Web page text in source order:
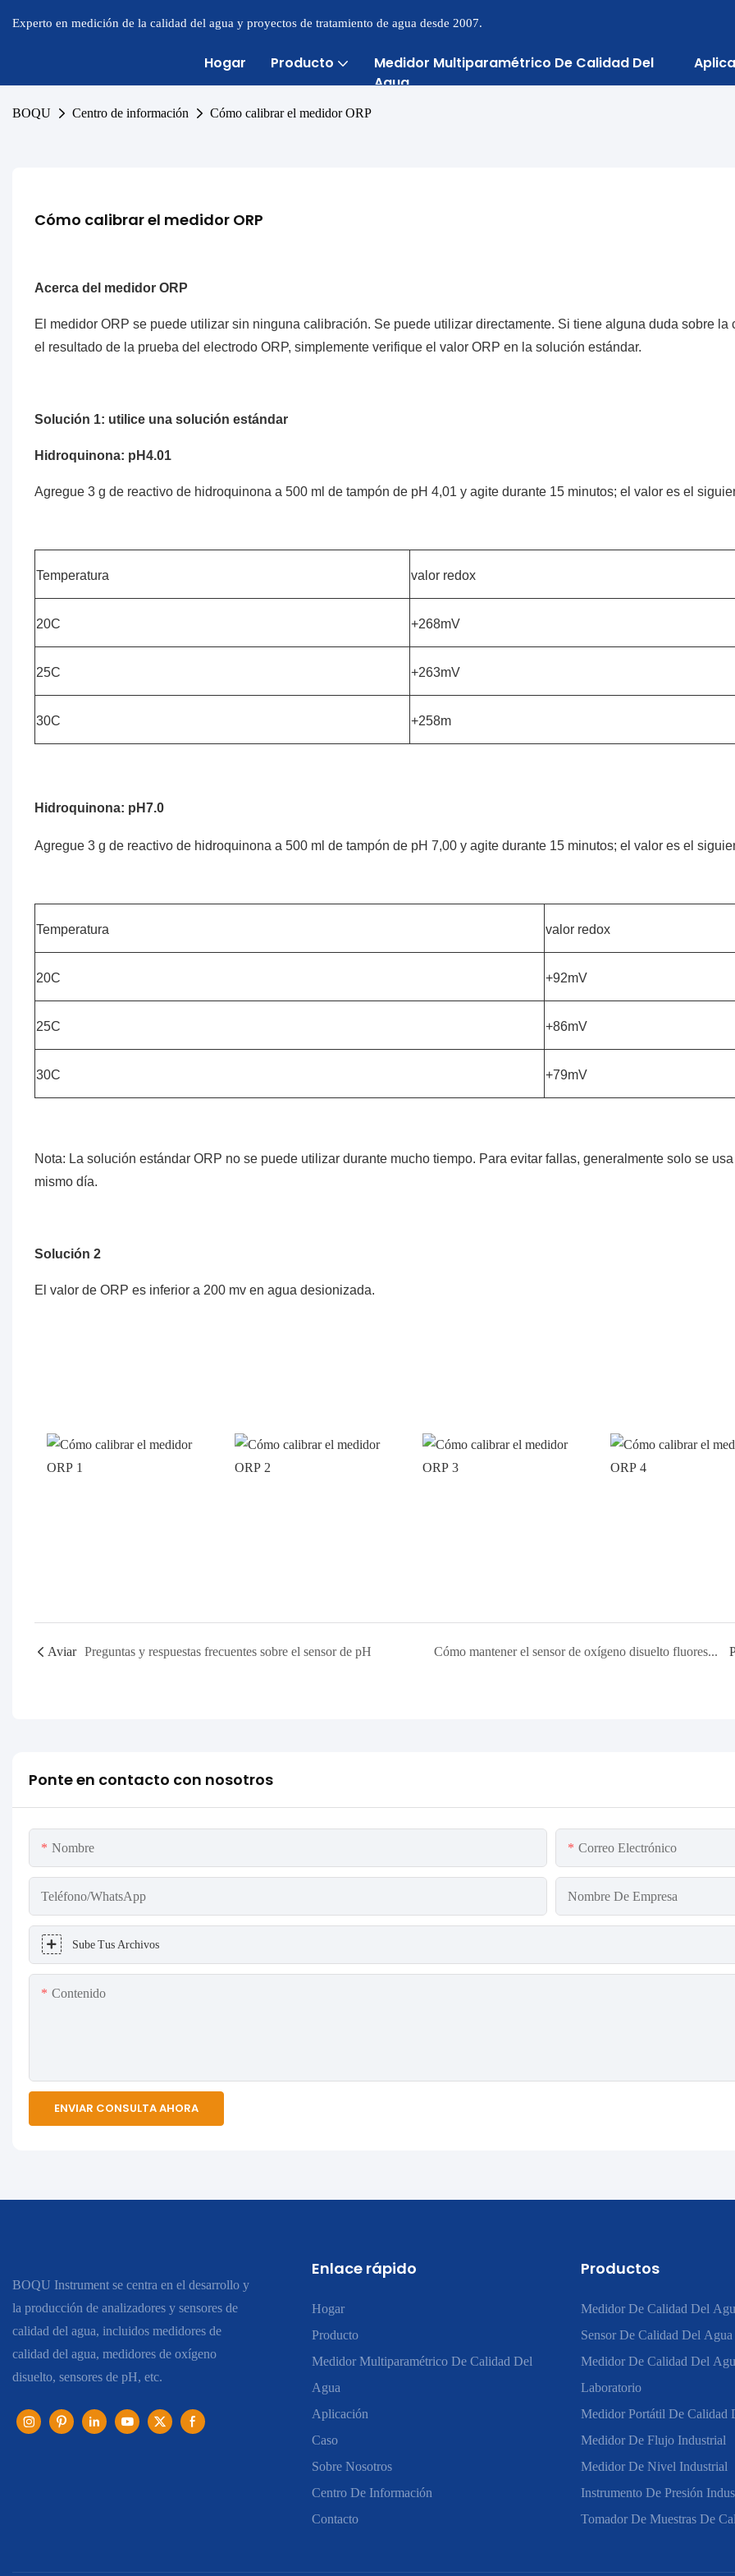
Experto en medición de la calidad del agua y proyectos de tratamiento de agua desde 2007.
Hogar Producto
Medidor Multiparamétrico De Calidad Del
Agua
BOQU Centro de información Cómo calibrar el medidor ORP
Cómo calibrar el medidor ORP
Acerca del medidor ORP
El medidor ORP se puede utilizar sin ninguna calibración. Se puede utilizar directamente. Si tiene alguna duda sobre la
el resultado de la prueba del electrodo ORP, simplemente verifique el valor ORP en la solución estándar.
Solución 1: utilice una solución estándar
Hidroquinona: pH4.01
Agregue 3 g de reactivo de hidroquinona a 500 ml de tampón de pH 4,01 y agite durante 15 minutos; el valor es el
Temperatura valor redox
20C +268mV
25C +263mV
30C +258m
Hidroquinona: pH7.0
Agregue 3 g de reactivo de hidroquinona a 500 ml de tampón de pH 7,00 y agite durante 15 minutos; el valor es el
Temperatura valor redox
20C +92mV
25C +86mV
30C +79mV
Nota: La solución estándar ORP no se puede utilizar durante mucho tiempo. Para evitar fallas, generalmente solo se
mismo día.
Solución 2
El valor de ORP es inferior a 200 mv en agua desionizada.
Aviar Preguntas y respuestas frecuentes sobre el sensor de pH Cómo mantener el sensor de oxígeno disuelto fluorescente
Ponte en contacto con nosotros
Nombre Correo Electrónico
Teléfono/WhatsApp Nombre De Empresa
Sube Tus Archivos
Contenido
ENVIAR CONSULTA AHORA
BOQU Instrument se centra en el desarrollo y
la producción de analizadores y sensores de
calidad del agua, incluidos medidores de
calidad del agua, medidores de oxígeno
disuelto, sensores de pH, etc.
Enlace rápido
Hogar
Producto
Medidor Multiparamétrico De Calidad Del
Agua
Aplicación
Caso
Sobre Nosotros
Centro De Información
Contacto
Productos
Medidor De Calidad Del
Sensor De Calidad Del Agua
Medidor De Calidad Del
Laboratorio
Medidor Portátil De Calidad
Medidor De Flujo Industrial
Medidor De Nivel Industrial
Instrumento De Presión
Tomador De Muestras De